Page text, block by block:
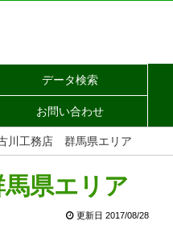
データ検索
お問い合わせ
川工務店 群馬県エリア
県エリア
更新日 2017/08/28